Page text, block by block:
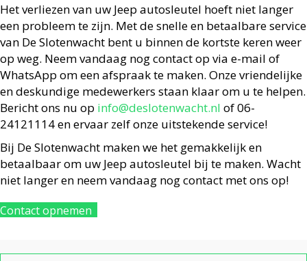
Het verliezen van uw Jeep autosleutel hoeft niet langer
een probleem te zijn. Met de snelle en betaalbare service
van De Slotenwacht bent u binnen de kortste keren weer
op weg. Neem vandaag nog contact op via e-mail of
WhatsApp om een afspraak te maken. Onze vriendelijke
en deskundige medewerkers staan klaar om u te helpen.
Bericht ons nu op info@deslotenwacht.nl of 06-
24121114 en ervaar zelf onze uitstekende service!
Bij De Slotenwacht maken we het gemakkelijk en
betaalbaar om uw Jeep autosleutel bij te maken. Wacht
niet langer en neem vandaag nog contact met ons op!
Contact opnemen